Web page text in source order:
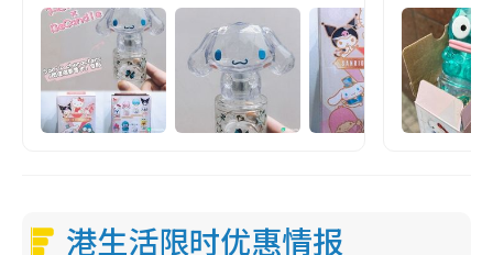
港生活限时优惠情报